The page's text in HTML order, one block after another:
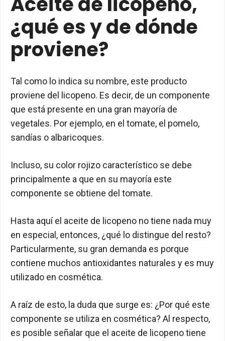
¿qué es y de dónde
proviene?
Tal como lo indica su nombre, este producto
proviene del licopeno. Es decir, de un componente
que está presente en una gran mayoría de
vegetales. Por ejemplo, en el tomate, el pomelo,
sandías o albaricoques.
Incluso, su color rojizo característico se debe
principalmente a que en su mayoría este
componente se obtiene del tomate.
Hasta aquí el aceite de licopeno no tiene nada muy
en especial, entonces, ¿qué lo distingue del resto?
Particularmente, su gran demanda es porque
contiene muchos antioxidantes naturales y es muy
utilizado en cosmética.
A raíz de esto, la duda que surge es: ¿Por qué este
componente se utiliza en cosmética? Al respecto,
es posible señalar que el aceite de licopeno tiene